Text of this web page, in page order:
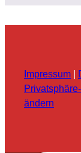
Impressum |
ändern